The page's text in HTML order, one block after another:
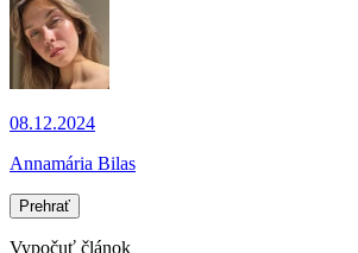
08.12.2024
Annamária Bilas
Prehrať
Vypočuť článok